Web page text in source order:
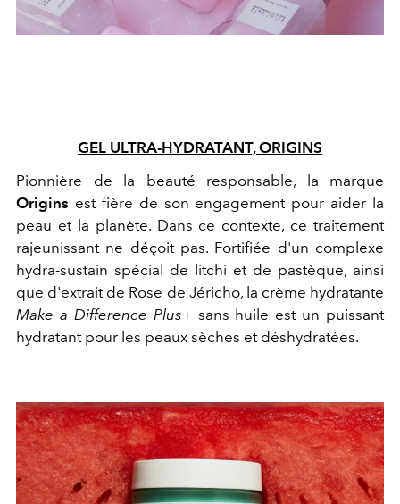
GEL ULTRA-HYDRATANT, ORIGINS
Pionnière de la beauté responsable, la marque
Origins est fière de son engagement pour aider la
peau et la planète. Dans ce contexte, ce traitement
rajeunissant ne déçoit pas. Fortifiée d'un complexe
hydra-sustain spécial de litchi et de pastèque, ainsi
que d'extrait de Rose de Jéricho, la crème hydratante
Make a Difference Plus+ sans huile est un puissant
hydratant pour les peaux sèches et déshydratées.